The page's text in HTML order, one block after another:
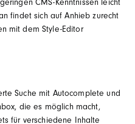
CMS-Kenntnissen leicht
findet sich auf Anhieb zurecht
mit dem Style-Editor
Suche mit Autocomplete und
, die es möglich macht,
für verschiedene Inhalte